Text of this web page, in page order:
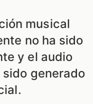
musical
no ha sido
y el audio
generado